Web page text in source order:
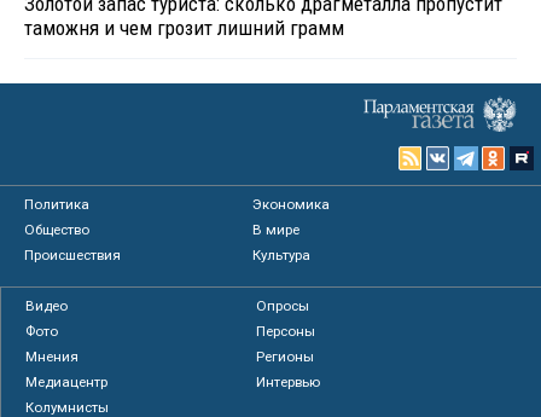
таможня и чем грозит лишний грамм
Политика
Экономика
Общество
В мире
Происшествия
Культура
Видео
Опросы
Фото
Персоны
Мнения
Регионы
Медиацентр
Интервью
Колумнисты